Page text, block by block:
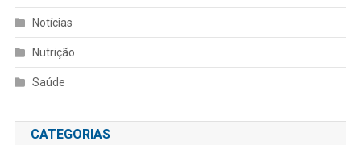
Notícias
Nutrição
Saúde
CATEGORIAS